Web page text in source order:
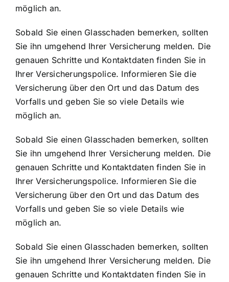
möglich an.
Sobald Sie einen Glasschaden bemerken, sollten
Sie ihn umgehend Ihrer Versicherung melden. Die
genauen Schritte und Kontaktdaten finden Sie in
Ihrer Versicherungspolice. Informieren Sie die
Versicherung über den Ort und das Datum des
Vorfalls und geben Sie so viele Details wie
möglich an.
Sobald Sie einen Glasschaden bemerken, sollten
Sie ihn umgehend Ihrer Versicherung melden. Die
genauen Schritte und Kontaktdaten finden Sie in
Ihrer Versicherungspolice. Informieren Sie die
Versicherung über den Ort und das Datum des
Vorfalls und geben Sie so viele Details wie
möglich an.
Sobald Sie einen Glasschaden bemerken, sollten
Sie ihn umgehend Ihrer Versicherung melden. Die
genauen Schritte und Kontaktdaten finden Sie in